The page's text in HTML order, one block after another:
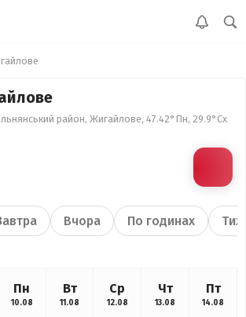
район, Жигайлове, 47.42°Пн, 29.9°Сх
Вчора По годинах
Пн
10.08
Вт
11.08
Ср
12.08
Чт
13.08
Пт
14.08